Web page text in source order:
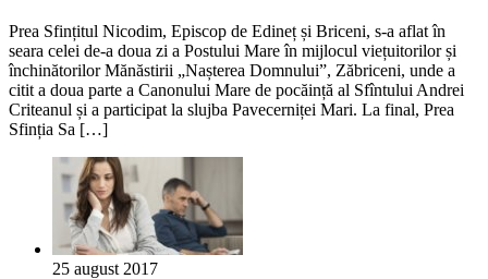
Prea Sfințitul Nicodim, Episcop de Edineț și Briceni, s-a aflat în
seara celei de-a doua zi a Postului Mare în mijlocul viețuitorilor și
închinătorilor Mănăstirii „Nașterea Domnului”, Zăbriceni, unde a
citit a doua parte a Canonului Mare de pocăință al Sfîntului Andrei
Criteanul și a participat la slujba Pavecerniței Mari. La final, Prea
Sfinția Sa […]
25 august 2017